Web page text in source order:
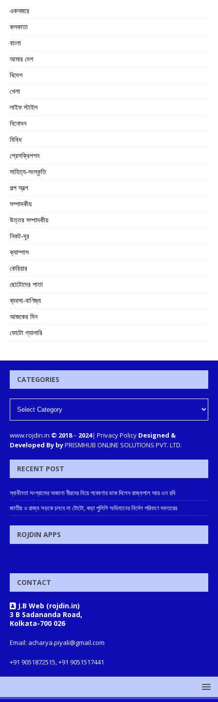
একনজরে
কলকাতা
বাংলা
আমার দেশ
বিদেশ
খেলা
লাইফ স্টাইল
বিনোদন
বিবিধ
প্রেসক্রিপশন
সাহিত্য-সংস্কৃতি
গল্প স্বল্প
সম্পাদকীয়
উত্তর সম্পাদকীয়
নিকট-দূর
ক্যাম্পাস
কেরিয়ার
ছোটোদের পাতা
ব্যবসা-বাণিজ্য
আজকের দিন
ফোটো গ্যালারি
CATEGORIES
www.rojdin.in © 2018– 2024| Privacy Policy Designed &
Developed By byPRISMHUB ONLINE SOLUTIONS PVT. LTD.
RECENT POST
স্বাধীনতা সংগ্রামের অজানা বীরদের নিয়ে গবেষণার ডাক দিলেন রাজ্যপাল আর এন রবি
জাতীয় ও রাজ্য সড়কে চলবে না টোটো, কড়া পুলিশি অভিযানের নির্দেশ পরিবহণ দফতরের
ROJDIN APPS
CONTACT
J.B Web (rojdin.in)
3 B Sadananda Road,
Kolkata-700 026
Email: acharya.piyali@gmail.com
+91 9051872515, +91 9051517441